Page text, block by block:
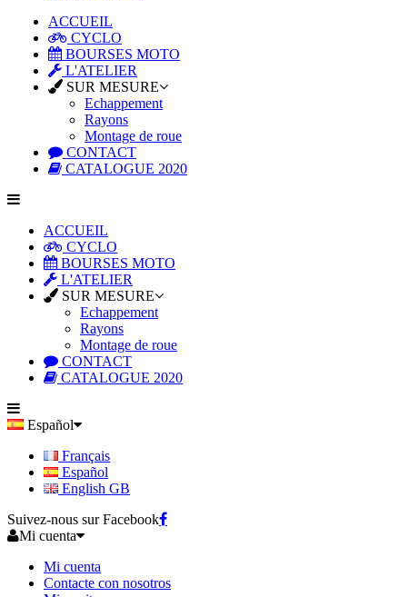
ACCUEIL
CYCLO
BOURSES MOTO
L'ATELIER
SUR MESURE
Echappement
Rayons
Montage de roue
CONTACT
CATALOGUE 2020
ACCUEIL
CYCLO
BOURSES MOTO
L'ATELIER
SUR MESURE
Echappement
Rayons
Montage de roue
CONTACT
CATALOGUE 2020
Español
Français
Español
English GB
Suivez-nous sur Facebook
Mi cuenta
Mi cuenta
Contacte con nosotros